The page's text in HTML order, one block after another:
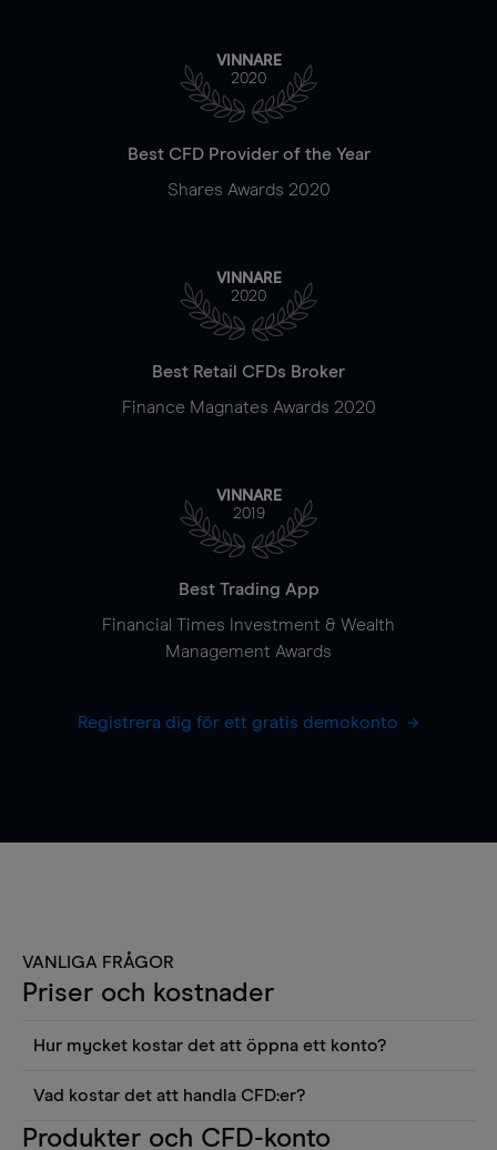
VINNARE
2020
Best CFD Provider of the Year
Shares Awards 2020
VINNARE
2020
Best Retail CFDs Broker
Finance Magnates Awards 2020
VINNARE
2019
Best Trading App
Financial Times Investment & Wealth
Management Awards
Registrera dig för ett gratis demokonto
VANLIGA FRÅGOR
Priser och kostnader
Hur mycket kostar det att öppna ett konto?
använda sådana verktyg som diagram, Reuters
Vad kostar det att handla CFD:er?
Det är en rad kostnader att tänka på när man
Produkter och CFD-konto